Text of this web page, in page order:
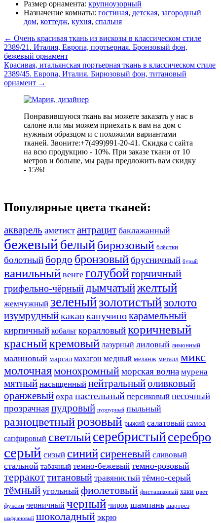
Размер орнамента: крупноузорный
Назначение комнаты: гостиная, детская, загородный
дом, коттедж, кухня, спальня
← Очень красивая ткань из вискозы в классическом стиле
2389/21. Италия, Европа, портьерная. Бронзовый фон,
бежевый орнамент
Красивая, итальянская портьерная ткань в классическом стиле
2389/45. Европа, Италия. Бирюзовый фон, титановый
орнамент →
Понравившуюся ткань вы можете заказать у нас в
салоне или мы можем приехать к вам на дом с
нужным образцом и с похожими вариантами
тканей. Звоните:+7(499)991-20-41. Скидка с сайта
на всю продукцию - 10%. При заказе ткани от 10
метров и больше, мы рады предложить вам скидку
- 15%!
Популярные цвета тканей:
акварель аметистантрацит баклажанный
бежевый белыйбирюзовый блёстки
болотный бордо бронзовыйбрусничный бурый
ванильный венге голубойгорчичный
грифельно-чёрный дымчатыйжелтый
жемчужный зеленыйзолотистыйзолото
изумрудныйкакаокапучинокарамельный
кирпичный кобальт коралловыйкоричневый
красныйкремовый лазурный лиловый лимонный
малиновый марсал махагон медный меланж металл микс
молочнаямонохромныйморская волна мурена
мятный насыщенный нейтральныйоливковый
оранжевый охра пастельный персиковый песочный
прозрачнаяпудровый пурпурный пыльный
разноцветныйрозовый рыжий салатовый самоа
сапфировый светлыйсеребристыйсеребро
серый сизый синийсиреневый сливовый
стальной табачный темно-бежевый темно-розовый
терракоттитановый травянистый тёмно-серый
тёмный угольный фиолетовый фисташковый хаки цвет
фуксии черничный черный чирок шампань шартрез
шафрановый шоколадный экрю